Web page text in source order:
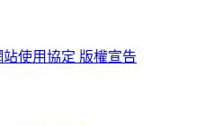
站使用協定 版權宣告